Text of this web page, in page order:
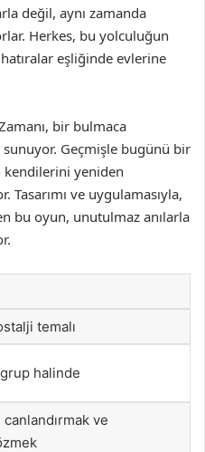
değil, aynı zamanda
Herkes, bu yolculuğun
eşliğinde evlerine
bir bulmaca
sunuyor. Geçmişle bugünü bir
kendilerini yeniden
Tasarımı ve uygulamasıyla,
bu oyun, unutulmaz anılarla
temalı
halinde
canlandırmak ve